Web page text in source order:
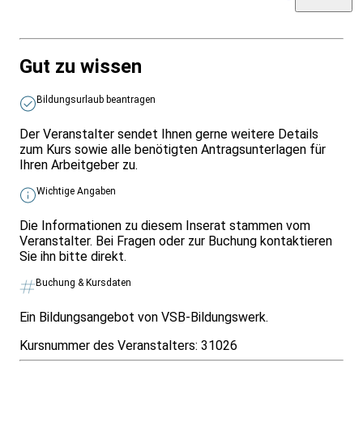
Gut zu wissen
Bildungsurlaub beantragen
Der Veranstalter sendet Ihnen gerne weitere Details
zum Kurs sowie alle benötigten Antragsunterlagen für
Ihren Arbeitgeber zu.
Wichtige Angaben
Die Informationen zu diesem Inserat stammen vom
Veranstalter. Bei Fragen oder zur Buchung kontaktieren
Sie ihn bitte direkt.
Buchung & Kursdaten
Ein Bildungsangebot von VSB-Bildungswerk.
Kursnummer des Veranstalters: 31026